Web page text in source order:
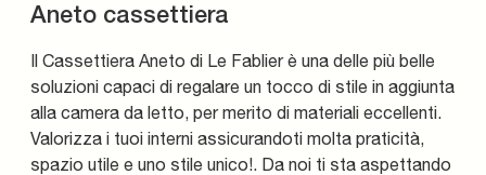
Aneto cassettiera
Il Cassettiera Aneto di Le Fablier è una delle più belle
soluzioni capaci di regalare un tocco di stile in aggiunta
alla camera da letto, per merito di materiali eccellenti.
Valorizza i tuoi interni assicurandoti molta praticità,
spazio utile e uno stile unico!. Da noi ti sta aspettando